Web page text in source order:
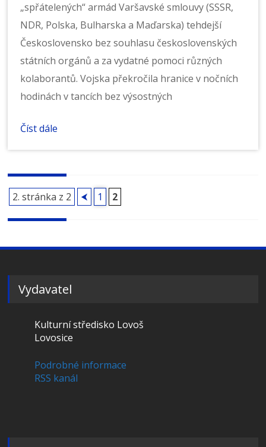
„spřátelených“ armád Varšavské smlouvy (SSSR,
NDR, Polska, Bulharska a Maďarska) tehdejší
Československo bez souhlasu československých
státních orgánů a za vydatné pomoci různých
kolaborantů. Vojska překročila hranice v nočních
hodinách v tancích bez výsostných
Číst dále
Procházení
příspěvků
2. stránka z 2 ⮜ 1 2
Vydavatel
Kulturní středisko Lovoš
Lovosice
Podrobné informace
RSS kanál